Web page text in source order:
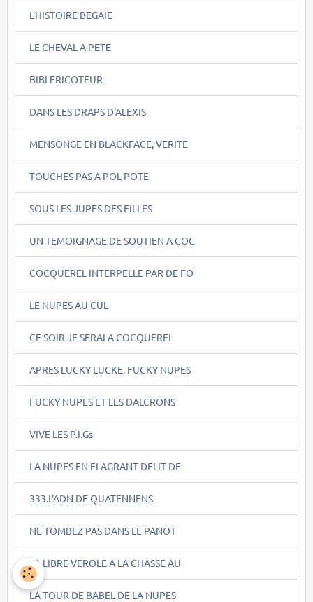
L'HISTOIRE BEGAIE
LE CHEVAL A PETE
BIBI FRICOTEUR
DANS LES DRAPS D'ALEXIS
MENSONGE EN BLACKFACE, VERITE
TOUCHES PAS A POL POTE
SOUS LES JUPES DES FILLES
UN TEMOIGNAGE DE SOUTIEN A COC
COCQUEREL INTERPELLE PAR DE FO
LE NUPES AU CUL
CE SOIR JE SERAI A COCQUEREL
APRES LUCKY LUCKE, FUCKY NUPES
FUCKY NUPES ET LES DALCRONS
VIVE LES P.I.Gs
LA NUPES EN FLAGRANT DELIT DE
333.L'ADN DE QUATENNENS
NE TOMBEZ PAS DANS LE PANOT
LA LIBRE VEROLE A LA CHASSE AU
LA TOUR DE BABEL DE LA NUPES